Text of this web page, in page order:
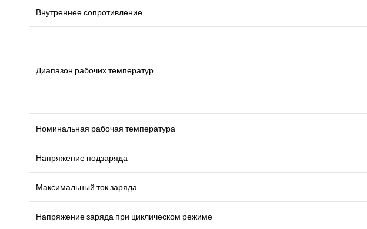
Внутреннее сопротивление
Диапазон рабочих температур
Номинальная рабочая температура
Напряжение подзаряда
Максимальный ток заряда
Напряжение заряда при циклическом режиме